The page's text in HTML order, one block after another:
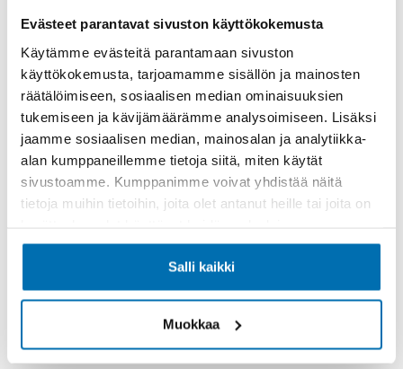
Evästeet parantavat sivuston käyttökokemusta
Käytämme evästeitä parantamaan sivuston
käyttökokemusta, tarjoamamme sisällön ja mainosten
räätälöimiseen, sosiaalisen median ominaisuuksien
tukemiseen ja kävijämäärämme analysoimiseen. Lisäksi
jaamme sosiaalisen median, mainosalan ja analytiikka-
alan kumppaneillemme tietoja siitä, miten käytät
sivustoamme. Kumppanimme voivat yhdistää näitä
tietoja muihin tietoihin, joita olet antanut heille tai joita on
Salli kaikki
Muokkaa
olkavarren ja kyynärpään mittaan napin
painalluksella – pienet asiat ovat monesti niitä isoja...